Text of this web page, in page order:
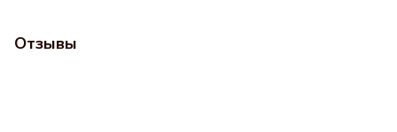
Отзывы